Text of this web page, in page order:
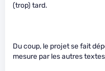
(trop) tard.
Du coup, le projet se fait
mesure par les autres